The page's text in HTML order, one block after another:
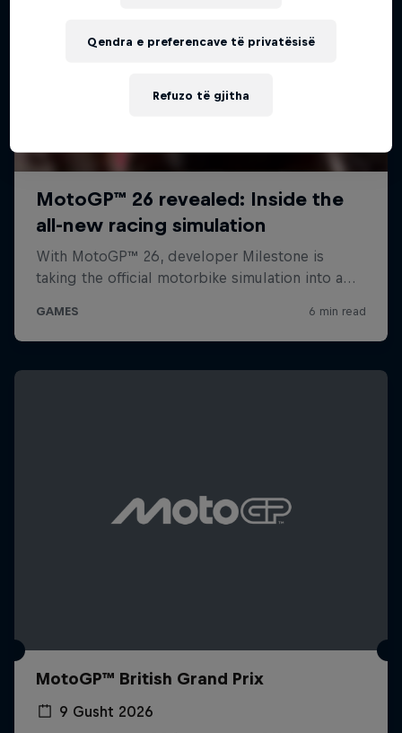
MotoGP™ British Grand Prix
9 Gusht 2026
Refuzo të gjitha
Qendra e preferencave të privatësisë